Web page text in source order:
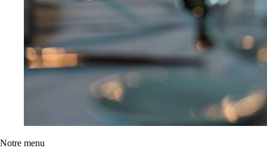
Notre menu